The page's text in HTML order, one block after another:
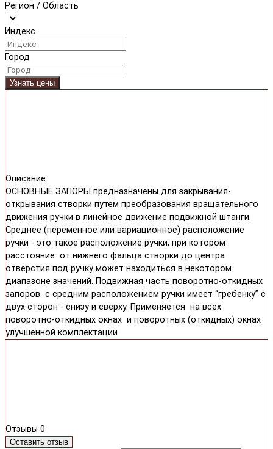
Регион / Область
Индекс
Город
Узнать цены
Описание
ОСНОВНЫЕ ЗАПОРЫ предназначены для закрывания-
открывания створки путем преобразования вращательного
движения ручки в линейное движение подвижной штанги.
Среднее (переменное или вариационное) расположение
ручки - это такое расположение ручки, при котором
расстояние от нижнего фальца створки до центра
отверстия под ручку может находиться в некотором
диапазоне значений. Подвижная часть поворотно-откидных
запоров с средним расположением ручки имеет “гребенку” с
двух сторон - снизу и cверху. Применяется на всех
поворотно-откидных окнах и поворотных (откидных) окнах
улучшенной комплектации
Отзывы 0
Оставить отзыв